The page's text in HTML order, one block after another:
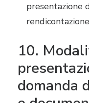
presentazione
10.
domanda